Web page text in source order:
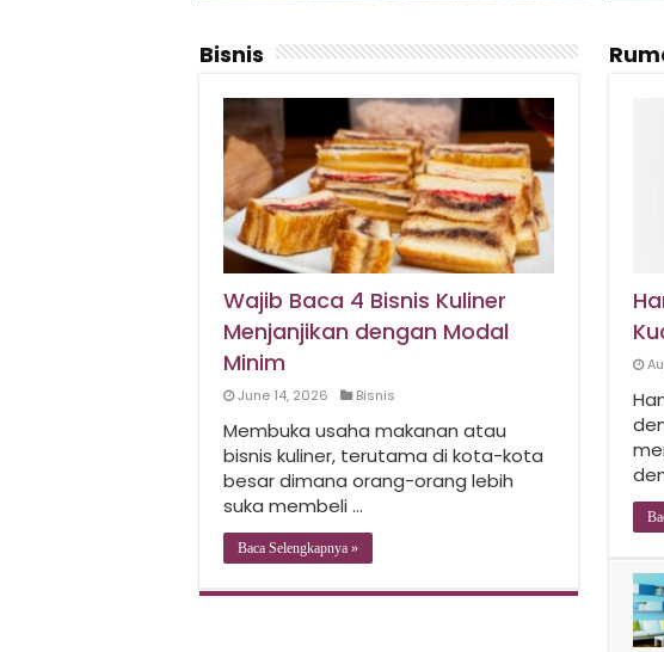
Bisnis
Wajib Baca 4 Bisnis Kuliner
Menjanjikan dengan Modal
Minim
June 14, 2026 Bisnis
Membuka usaha makanan atau
bisnis kuliner, terutama di kota-kota
besar dimana orang-orang lebih
suka membeli …
Baca Selengkapnya »